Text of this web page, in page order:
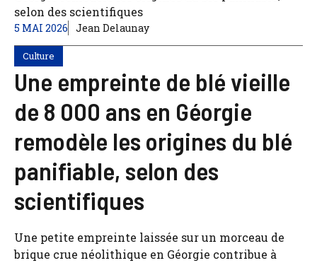
5 MAI 2026 Jean Delaunay
Culture
Une empreinte de blé vieille
de 8 000 ans en Géorgie
remodèle les origines du blé
panifiable, selon des
scientifiques
Une petite empreinte laissée sur un morceau de
brique crue néolithique en Géorgie contribue à